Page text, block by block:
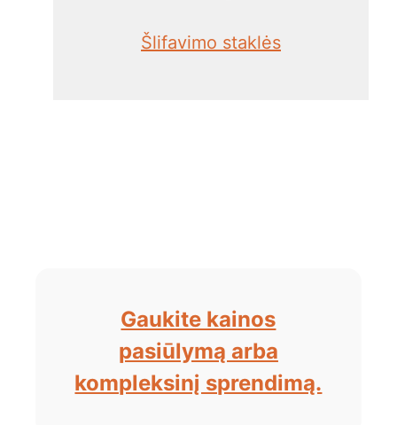
Šlifavimo staklės
Gaukite kainos
pasiūlymą arba
kompleksinį sprendimą.